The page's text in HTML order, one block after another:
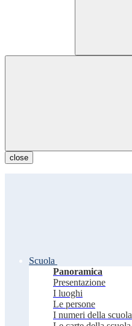
close
Scuola
Panoramica
Presentazione
I luoghi
Le persone
I numeri della scuola